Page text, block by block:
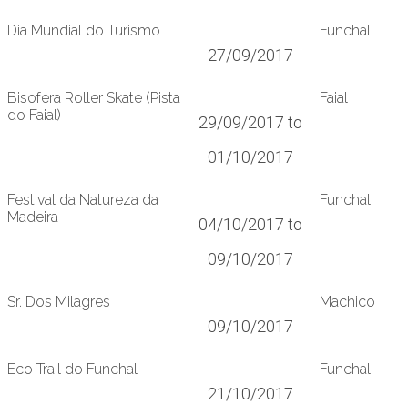
Dia Mundial do Turismo
27/09/2017
Funchal
Bisofera Roller Skate (Pista
do Faial)
29/09/2017 to
01/10/2017
Faial
Festival da Natureza da
Madeira
04/10/2017 to
09/10/2017
Funchal
Sr. Dos Milagres
09/10/2017
Machico
Eco Trail do Funchal
21/10/2017
Funchal